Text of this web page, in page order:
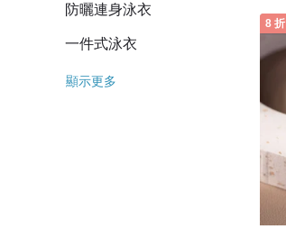
防曬連身泳衣
一件式泳衣
顯示更多
8 折